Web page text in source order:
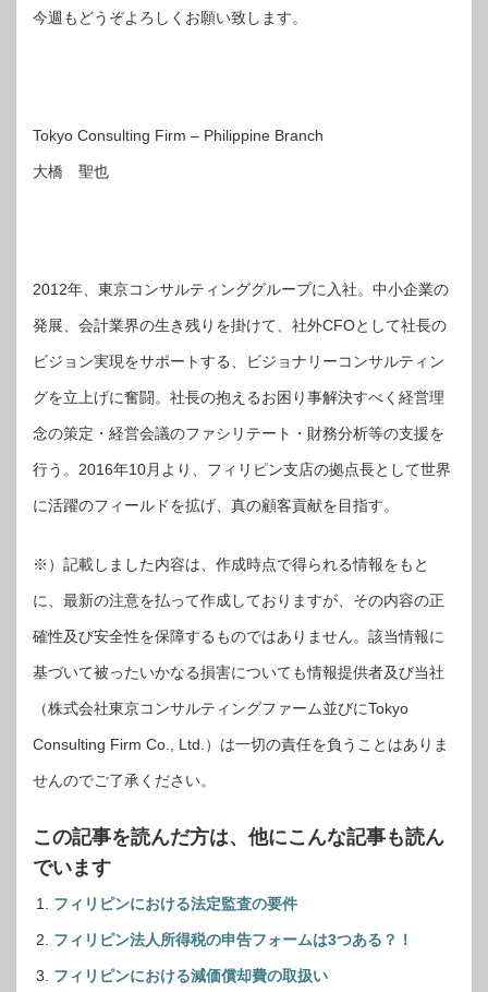
今週もどうぞよろしくお願い致します。
Tokyo Consulting Firm – Philippine Branch
大橋 聖也
2012年、東京コンサルティンググループに入社。中小企業の
発展、会計業界の生き残りを掛けて、社外CFOとして社長の
ビジョン実現をサポートする、ビジョナリーコンサルティン
グを立上げに奮闘。社長の抱えるお困り事解決すべく経営理
念の策定・経営会議のファシリテート・財務分析等の支援を
行う。2016年10月より、フィリピン支店の拠点長として世界
に活躍のフィールドを拡げ、真の顧客貢献を目指す。
※）記載しました内容は、作成時点で得られる情報をもと
に、最新の注意を払って作成しておりますが、その内容の正
確性及び安全性を保障するものではありません。該当情報に
基づいて被ったいかなる損害についても情報提供者及び当社
（株式会社東京コンサルティングファーム並びにTokyo
Consulting Firm Co., Ltd.）は一切の責任を負うことはありま
せんのでご了承ください。
この記事を読んだ方は、他にこんな記事も読ん
でいます
フィリピンにおける法定監査の要件
フィリピン法人所得税の申告フォームは3つある？！
フィリピンにおける減価償却費の取扱い